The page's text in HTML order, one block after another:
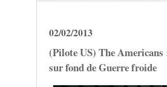
02/02/2013
(Pilote US) The
sur fond de Guerre froide